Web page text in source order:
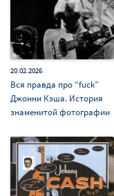
20.02.2026
Вся правда про “fuck”
Джонни Кэша. История
знаменитой фотографии